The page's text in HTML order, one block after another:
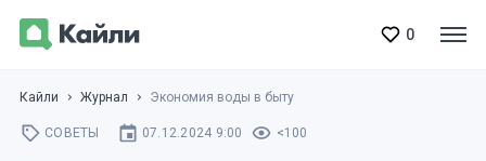
0
Кайли Журнал Экономия воды в быту
СОВЕТЫ 07.12.2024 9:00 <100